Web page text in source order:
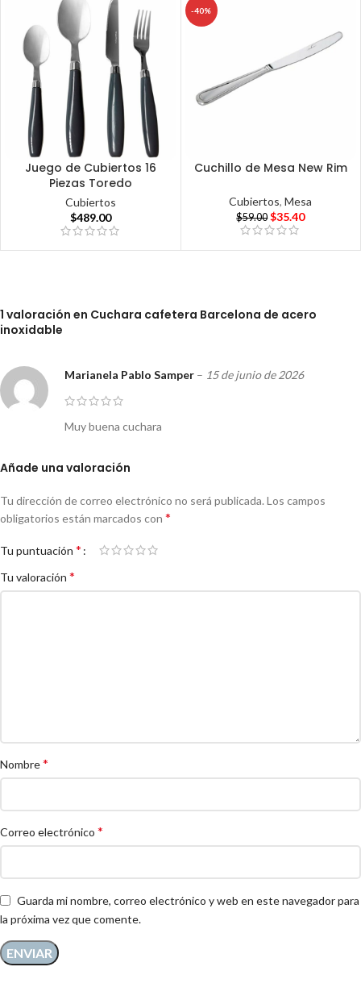
Juego de Cubiertos 16
Piezas Toredo
Cubiertos
$489.00
-40%
Cuchillo de Mesa New Rim
Cubiertos,Mesa
$59.00 $35.40
1 valoración en Cuchara cafetera Barcelona de acero
inoxidable
Marianela Pablo Samper – 15 de junio de 2026
Muy buena cuchara
Añade una valoración
Tu dirección de correo electrónico no será publicada. Los campos
obligatorios están marcados con *
Tu puntuación *
Tu valoración *
Nombre*
Correo electrónico *
Guarda mi nombre, correo electrónico y web en este navegador para
la próxima vez que comente.